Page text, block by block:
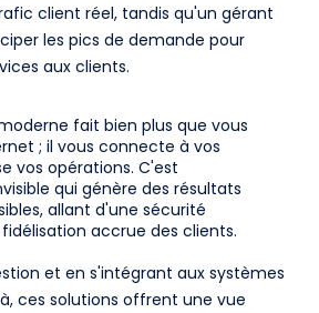
client réel, tandis qu'un gérant
les pics de demande pour
aux clients.
fait bien plus que vous
; il vous connecte à vos
vos opérations. C'est
qui génère des résultats
allant d'une sécurité
accrue des clients.
et en s'intégrant aux systèmes
ces solutions offrent une vue